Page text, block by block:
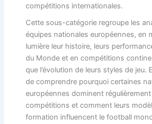
compétitions internationales.
Cette sous-catégorie regroupe les
équipes nationales européennes, en
lumière leur histoire, leurs
du Monde et en compétitions
que l’évolution de leurs styles de jeu.
de comprendre pourquoi certaines
européennes dominent
compétitions et comment leurs
formation influencent le football